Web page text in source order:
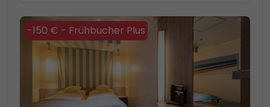
-150 € - Frühbucher Plus